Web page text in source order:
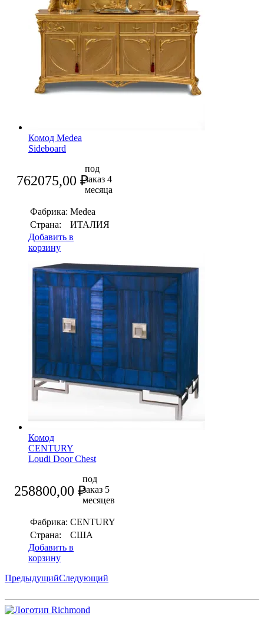
Комод Medea
Sideboard
762075,00₽
под
заказ 4
месяца
Фабрика: Medea
Страна:
ИТАЛИЯ
Добавить в
корзину
Комод
CENTURY
Loudi Door Chest
258800,00₽
под
заказ 5
месяцев
Фабрика: CENTURY
Страна:
США
Добавить в
корзину
ПредыдущийСледующий